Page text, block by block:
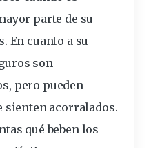
parte de su
En cuanto a su
son
pero pueden
sienten acorralados.
qué beben los